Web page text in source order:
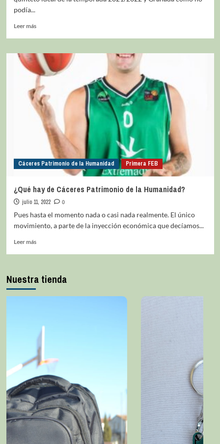
podía...
Leer más
Cáceres Patrimonio de la Humanidad Primera FEB
¿Qué hay de Cáceres Patrimonio de la Humanidad?
julio 11, 2022
0
Pues hasta el momento nada o casi nada realmente. El único
movimiento, a parte de la inyección económica que decíamos...
Leer más
Nuestra tienda